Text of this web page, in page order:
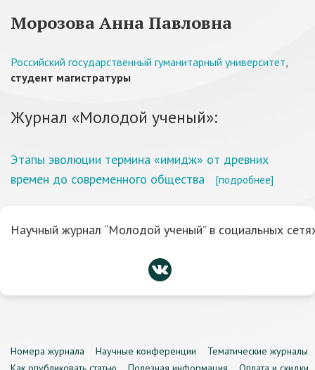
Морозова Анна Павловна
Российский государственный гуманитарный университет,
студент магистратуры
Журнал «Молодой ученый»:
Этапы эволюции термина «имидж» от древних
времен до современного общества
[подробнее]
Научный журнал “Молодой ученый” в социальных
Номера журнала Научные конференции
Тематические журналы